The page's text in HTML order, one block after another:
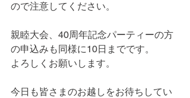
ので注意してください。
親睦大会、40周年記念パーティーの方
の申込みも同様に10日までです。
よろしくお願いします。
今日も皆さまのお越しをお待ちしてい